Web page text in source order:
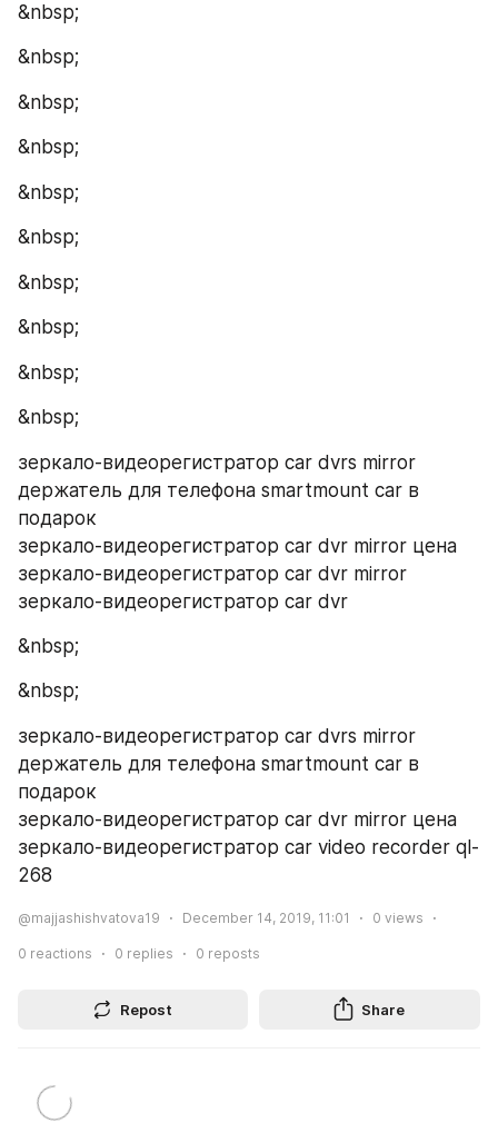
&nbsp;
&nbsp;
&nbsp;
&nbsp;
&nbsp;
&nbsp;
&nbsp;
&nbsp;
&nbsp;
&nbsp;
зеркало-видеорегистратор car dvrs mirror
держатель для телефона smartmount car в
подарок
зеркало-видеорегистратор car dvr mirror цена
зеркало-видеорегистратор car dvr mirror
зеркало-видеорегистратор car dvr
&nbsp;
&nbsp;
зеркало-видеорегистратор car dvrs mirror
держатель для телефона smartmount car в
подарок
зеркало-видеорегистратор car dvr mirror цена
зеркало-видеорегистратор car video recorder ql-
268
@majjashishvatova19 December 14, 2019, 11:01 0 views
0 reactions 0 replies 0 reposts
Repost Share